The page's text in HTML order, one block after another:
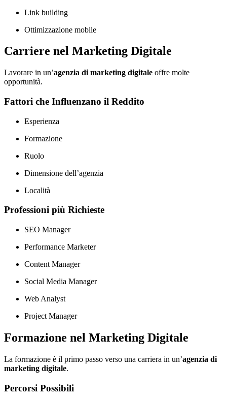
Link building
Ottimizzazione mobile
Carriere nel Marketing Digitale
Lavorare in un’agenzia di marketing digitale offre molte
opportunità.
Fattori che Influenzano il Reddito
Esperienza
Formazione
Ruolo
Dimensione dell’agenzia
Località
Professioni più Richieste
SEO Manager
Performance Marketer
Content Manager
Social Media Manager
Web Analyst
Project Manager
Formazione nel Marketing Digitale
La formazione è il primo passo verso una carriera in un’agenzia di
marketing digitale.
Percorsi Possibili